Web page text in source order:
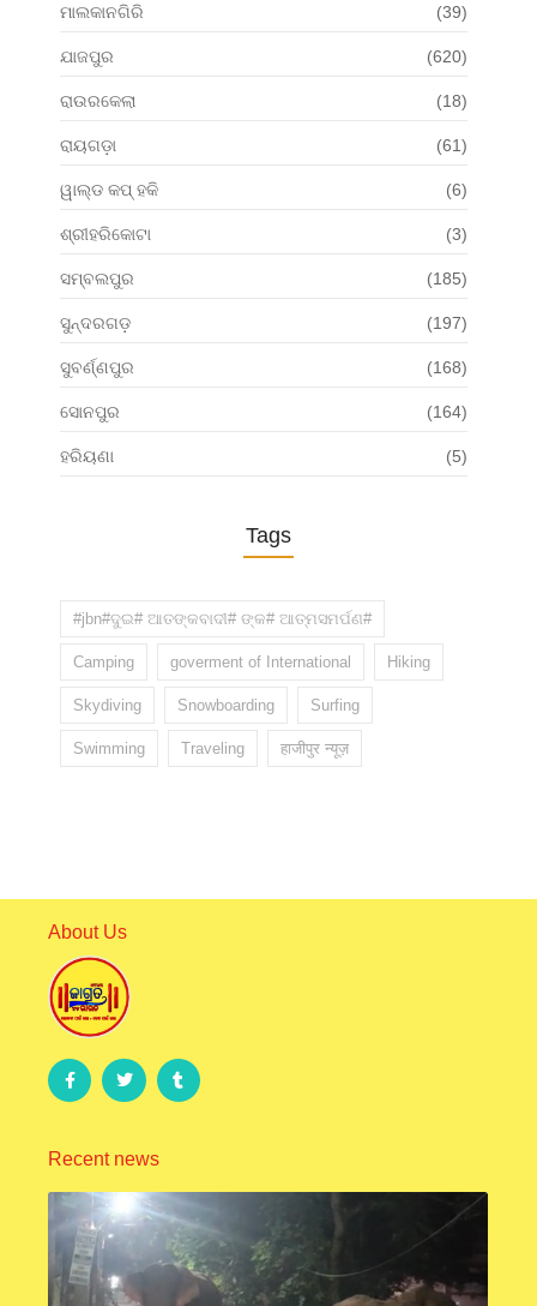
ମାଲକାନଗିରି (39)
ଯାଜପୁର (620)
ରାଉରକେଲା (18)
ରାୟଗଡ଼ା (61)
ୱାଲ୍ଡ କପ୍ ହକି (6)
ଶ୍ରୀହରିକୋଟା (3)
ସମ୍ବଲପୁର (185)
ସୁନ୍ଦରଗଡ଼ (197)
ସୁବର୍ଣ୍ଣପୁର (168)
ସୋନପୁର (164)
ହରିୟଣା (5)
Tags
#jbn#ଦୁଇ# ଆତଙ୍କବାଦୀ# ଙ୍କ# ଆତ୍ମସମର୍ପଣ#
Camping goverment of International Hiking
Skydiving Snowboarding Surfing
Swimming Traveling हाजीपुर न्यूज़
About Us
Recent news